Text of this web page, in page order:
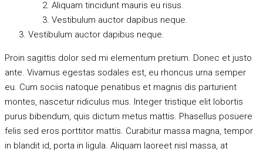
Aliquam tincidunt mauris eu risus.
Vestibulum auctor dapibus neque.
Vestibulum auctor dapibus neque.
Proin sagittis dolor sed mi elementum pretium. Donec et justo
ante. Vivamus egestas sodales est, eu rhoncus urna semper
eu. Cum sociis natoque penatibus et magnis dis parturient
montes, nascetur ridiculus mus. Integer tristique elit lobortis
purus bibendum, quis dictum metus mattis. Phasellus posuere
felis sed eros porttitor mattis. Curabitur massa magna, tempor
in blandit id, porta in ligula. Aliquam laoreet nisl massa, at